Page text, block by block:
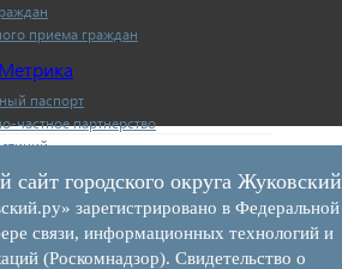
приема граждан
паспорт
частное партнерство
городского округа Жуковский
зарегистрировано в Федеральной
связи, информационных технологий и
(Роскомнадзор). Свидетельство о